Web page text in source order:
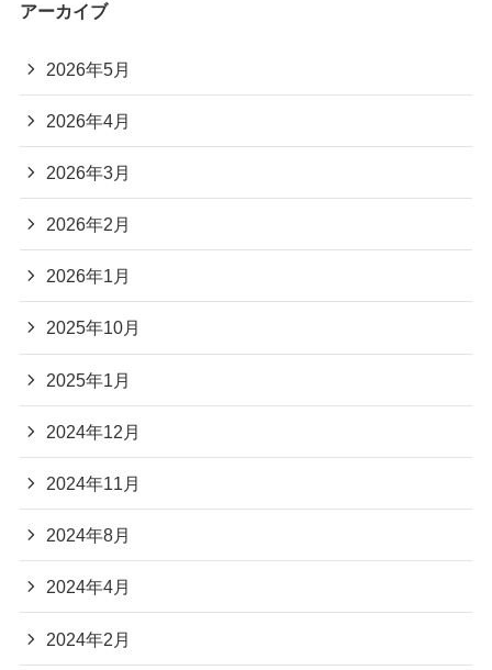
アーカイブ
2026年5月
2026年4月
2026年3月
2026年2月
2026年1月
2025年10月
2025年1月
2024年12月
2024年11月
2024年8月
2024年4月
2024年2月